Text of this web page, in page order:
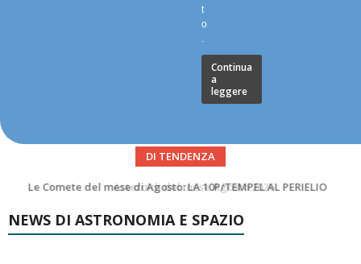
t
o
.
Continua
a
leggere
DI TENDENZA
Asteroidi del mese Agosto 2026
NEWS DI ASTRONOMIA E SPAZIO